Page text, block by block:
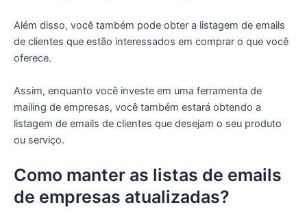
Além disso, você também pode obter a listagem de emails
de clientes que estão interessados em comprar o que você
oferece.
Assim, enquanto você investe em uma ferramenta de
mailing de empresas, você também estará obtendo a
listagem de emails de clientes que desejam o seu produto
ou serviço.
Como manter as listas de emails
de empresas atualizadas?